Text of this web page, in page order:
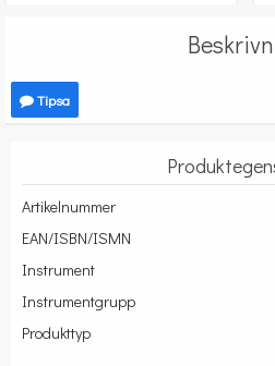
Tipsa
Artikelnummer
EAN/ISBN/ISMN
Instrument
Instrumentgrupp
Produkttyp